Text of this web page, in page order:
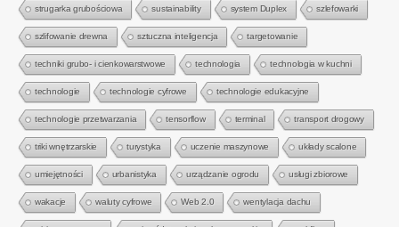
strugarka grubościowa sustainability system Duplex szlefowarki
szlifowanie drewna sztuczna inteligencja targetowanie
techniki grubo- i cienkowarstwowe technologia technologia w kuchni
technologie technologie cyfrowe technologie edukacyjne
technologie przetwarzania tensorflow terminal transport drogowy
triki wnętrzarskie turystyka uczenie maszynowe układy scalone
umiejętności urbanistyka urządzanie ogrodu usługi zbiorowe
wakacje waluty cyfrowe Web 2.0 wentylacja dachu